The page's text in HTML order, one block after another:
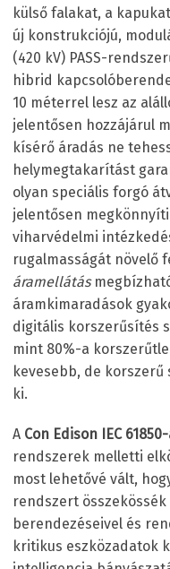
külső falakat, a
új konstrukciójú,
(420 kV) PASS-
hibrid
10 méterrel lesz az
jelentősen hozzájárul
kísérő áradás ne
helymegtakarítást
olyan speciális forgó
jelentősen
viharvédelmi
rugalmasságát növelő
áramellátás
áramkimaradások
digitális korszerűsítés
mint 80%-a
kevesebb, de
ki.
A Con Edison IEC 61850-
rendszerek melletti
most lehetővé vált,
rendszert
berendezéseivel és
kritikus eszközadatok